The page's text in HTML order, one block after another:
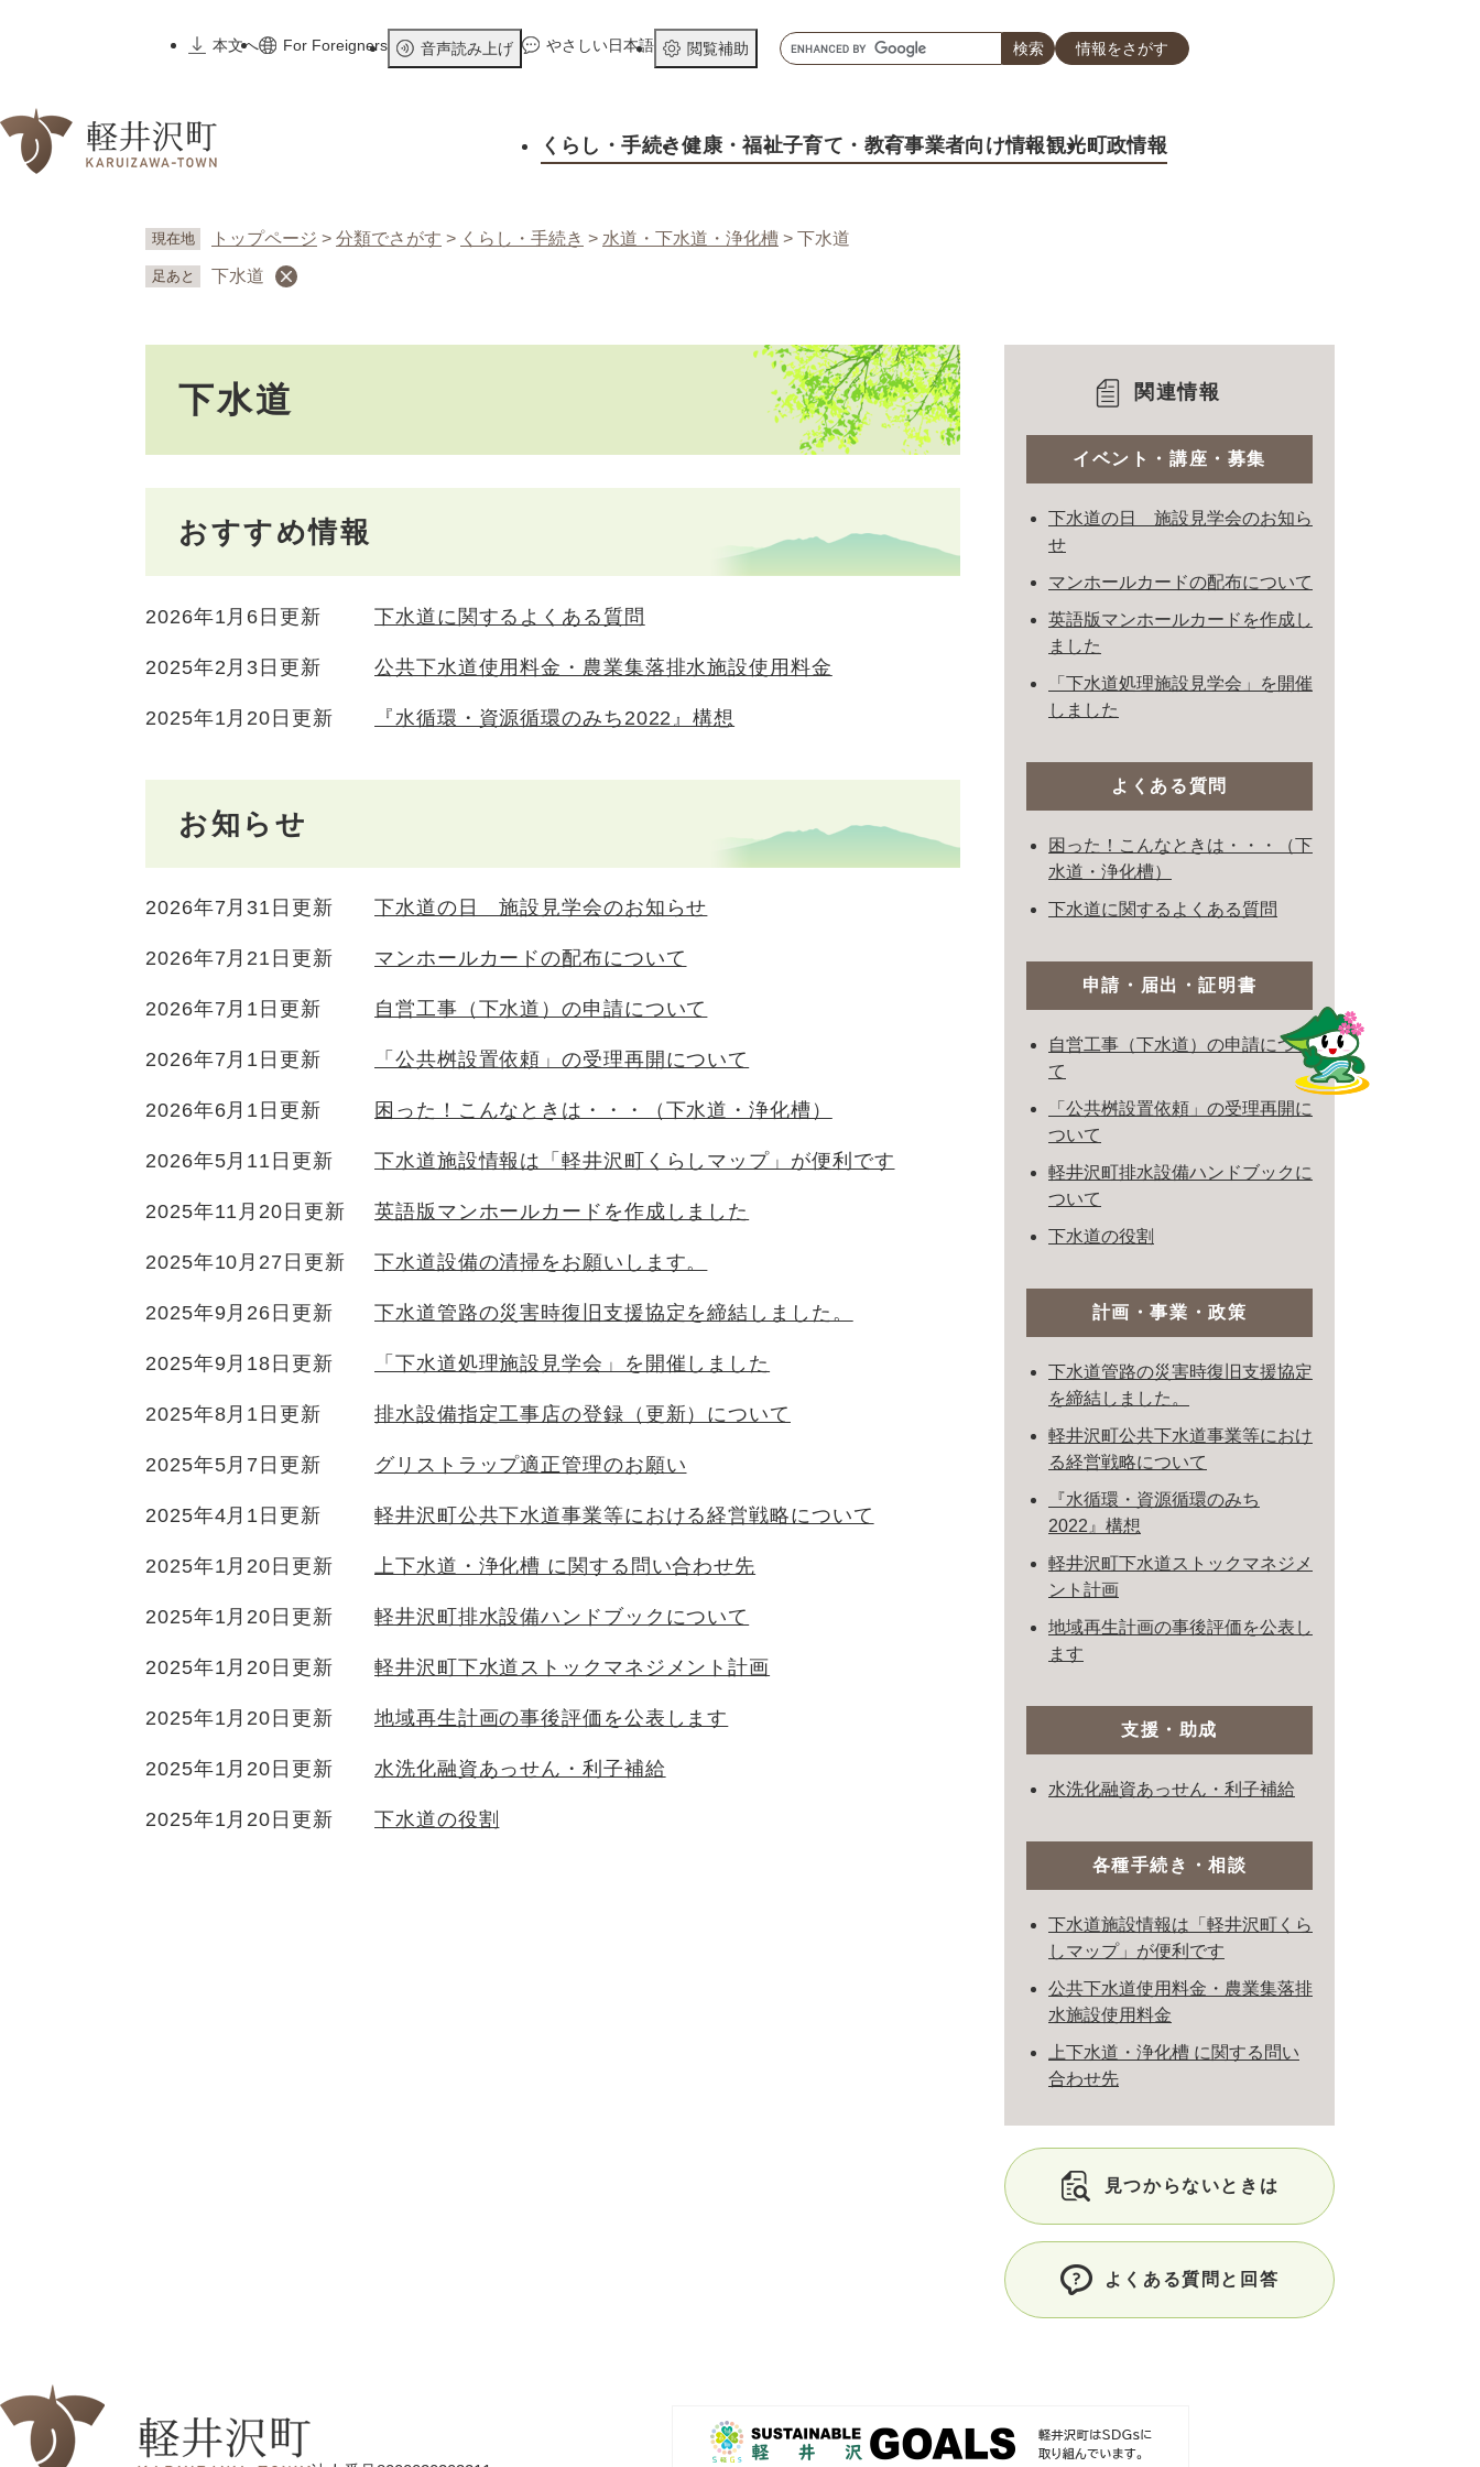
先
本文へ
For Foreigners 音声読み上げ やさしい日本語 閲覧補助
キ
ー
ド
情報をさがす
くらし ・手続き健康 ・福祉子育て ・教育事業者向け情報観光町政情報
現在地 トップページ > 分類でさがす > くらし・手続き > 水道・下水道・浄化槽 > 下水道
足あと 下水道
下水道
おすすめ情報
2026年1月6日更新 下水道に関するよくある質問
2025年2月3日更新 公共下水道使用料金・農業集落排水施設使用料金
2025年1月20日更新 『水循環・資源循環のみち2022』構想
お知らせ
2026年7月31日更新 下水道の日 施設見学会のお知らせ
2026年7月21日更新 マンホールカードの配布について
2026年7月1日更新 自営工事（下水道）の申請について
2026年7月1日更新 「公共桝設置依頼」の受理再開について
2026年6月1日更新 困った！こんなときは・・・（下水道・浄化槽）
2026年5月11日更新 下水道施設情報は「軽井沢町くらしマップ」が便利です
2025年11月20日更新 英語版マンホールカードを作成しました
2025年10月27日更新 下水道設備の清掃をお願いします。
2025年9月26日更新 下水道管路の災害時復旧支援協定を締結しました。
2025年9月18日更新 「下水道処理施設見学会」を開催しました
2025年8月1日更新 排水設備指定工事店の登録（更新）について
2025年5月7日更新 グリストラップ適正管理のお願い
2025年4月1日更新 軽井沢町公共下水道事業等における経営戦略について
2025年1月20日更新 上下水道・浄化槽 に関する問い合わせ先
2025年1月20日更新 軽井沢町排水設備ハンドブックについて
2025年1月20日更新 軽井沢町下水道ストックマネジメント計画
2025年1月20日更新 地域再生計画の事後評価を公表します
2025年1月20日更新 水洗化融資あっせん・利子補給
2025年1月20日更新 下水道の役割
関連情報
イベント・講座・募集
下水道の日 施設見学会のお知ら
せ
マンホールカードの配布について
英語版マンホールカードを作成し
ました
「下水道処理施設見学会」を開催
しました
よくある質問
困った！こんなときは・・・（下
水道・浄化槽）
下水道に関するよくある質問
申請・届出・証明書
自営工事（下水道）の申請につい
て
「公共桝設置依頼」の受理再開に
ついて
軽井沢町排水設備ハンドブックに
ついて
下水道の役割
計画・事業・政策
下水道管路の災害時復旧支援協定
を締結しました。
軽井沢町公共下水道事業等におけ
る経営戦略について
『水循環・資源循環のみち
2022』構想
軽井沢町下水道ストックマネジメ
ント計画
地域再生計画の事後評価を公表し
ます
支援・助成
水洗化融資あっせん・利子補給
各種手続き・相談
下水道施設情報は「軽井沢町くら
しマップ」が便利です
公共下水道使用料金・農業集落排
水施設使用料金
上下水道・浄化槽 に関する問い
合わせ先
見つからないときは
よくある質問と回答